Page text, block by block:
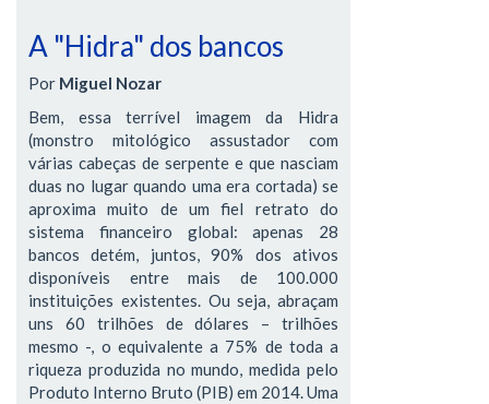
A "Hidra" dos bancos
Por Miguel Nozar
Bem, essa terrível imagem da Hidra
(monstro mitológico assustador com
várias cabeças de serpente e que nasciam
duas no lugar quando uma era cortada) se
aproxima muito de um fiel retrato do
sistema financeiro global: apenas 28
bancos detém, juntos, 90% dos ativos
disponíveis entre mais de 100.000
instituições existentes. Ou seja, abraçam
uns 60 trilhões de dólares – trilhões
mesmo -, o equivalente a 75% de toda a
riqueza produzida no mundo, medida pelo
Produto Interno Bruto (PIB) em 2014. Uma